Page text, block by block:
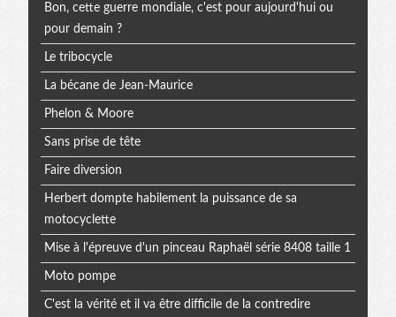
Bon, cette guerre mondiale, c'est pour aujourd'hui ou
pour demain ?
Le tribocycle
La bécane de Jean-Maurice
Phelon & Moore
Sans prise de tête
Faire diversion
Herbert dompte habilement la puissance de sa
motocyclette
Mise à l'épreuve d'un pinceau Raphaël série 8408 taille 1
Moto pompe
C'est la vérité et il va être difficile de la contredire